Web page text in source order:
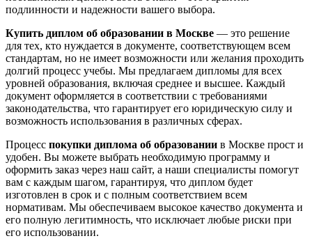
подлинности и надежности вашего выбора.
Купить диплом об образовании в Москве — это решение
для тех, кто нуждается в документе, соответствующем всем
стандартам, но не имеет возможности или желания проходить
долгий процесс учебы. Мы предлагаем дипломы для всех
уровней образования, включая среднее и высшее. Каждый
документ оформляется в соответствии с требованиями
законодательства, что гарантирует его юридическую силу и
возможность использования в различных сферах.
Процесс покупки диплома об образовании в Москве прост и
удобен. Вы можете выбрать необходимую программу и
оформить заказ через наш сайт, а наши специалисты помогут
вам с каждым шагом, гарантируя, что диплом будет
изготовлен в срок и с полным соответствием всем
нормативам. Мы обеспечиваем высокое качество документа и
его полную легитимность, что исключает любые риски при
его использовании.